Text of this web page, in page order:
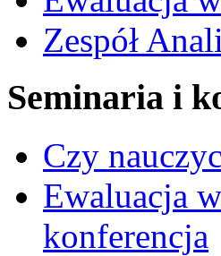
Zespół
Seminaria i
Czy
Ewaluacja
konferencja